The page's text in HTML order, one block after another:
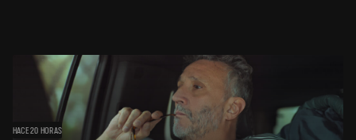
HACE 20 HORAS